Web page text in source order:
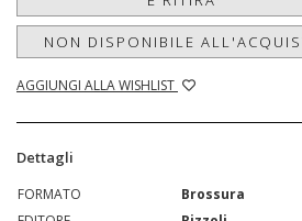
NON DISPONIBILE
AGGIUNGI ALLA WISHLIST
Dettagli
FORMATO
Brossura